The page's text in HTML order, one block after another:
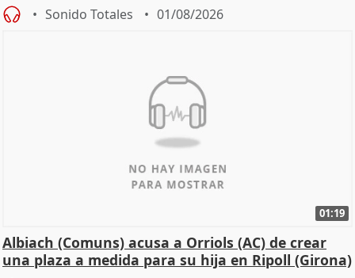
Sonido Totales 01/08/2026
01:19
Albiach (Comuns) acusa a Orriols (AC) de crear
una plaza a medida para su hija en Ripoll (Girona)